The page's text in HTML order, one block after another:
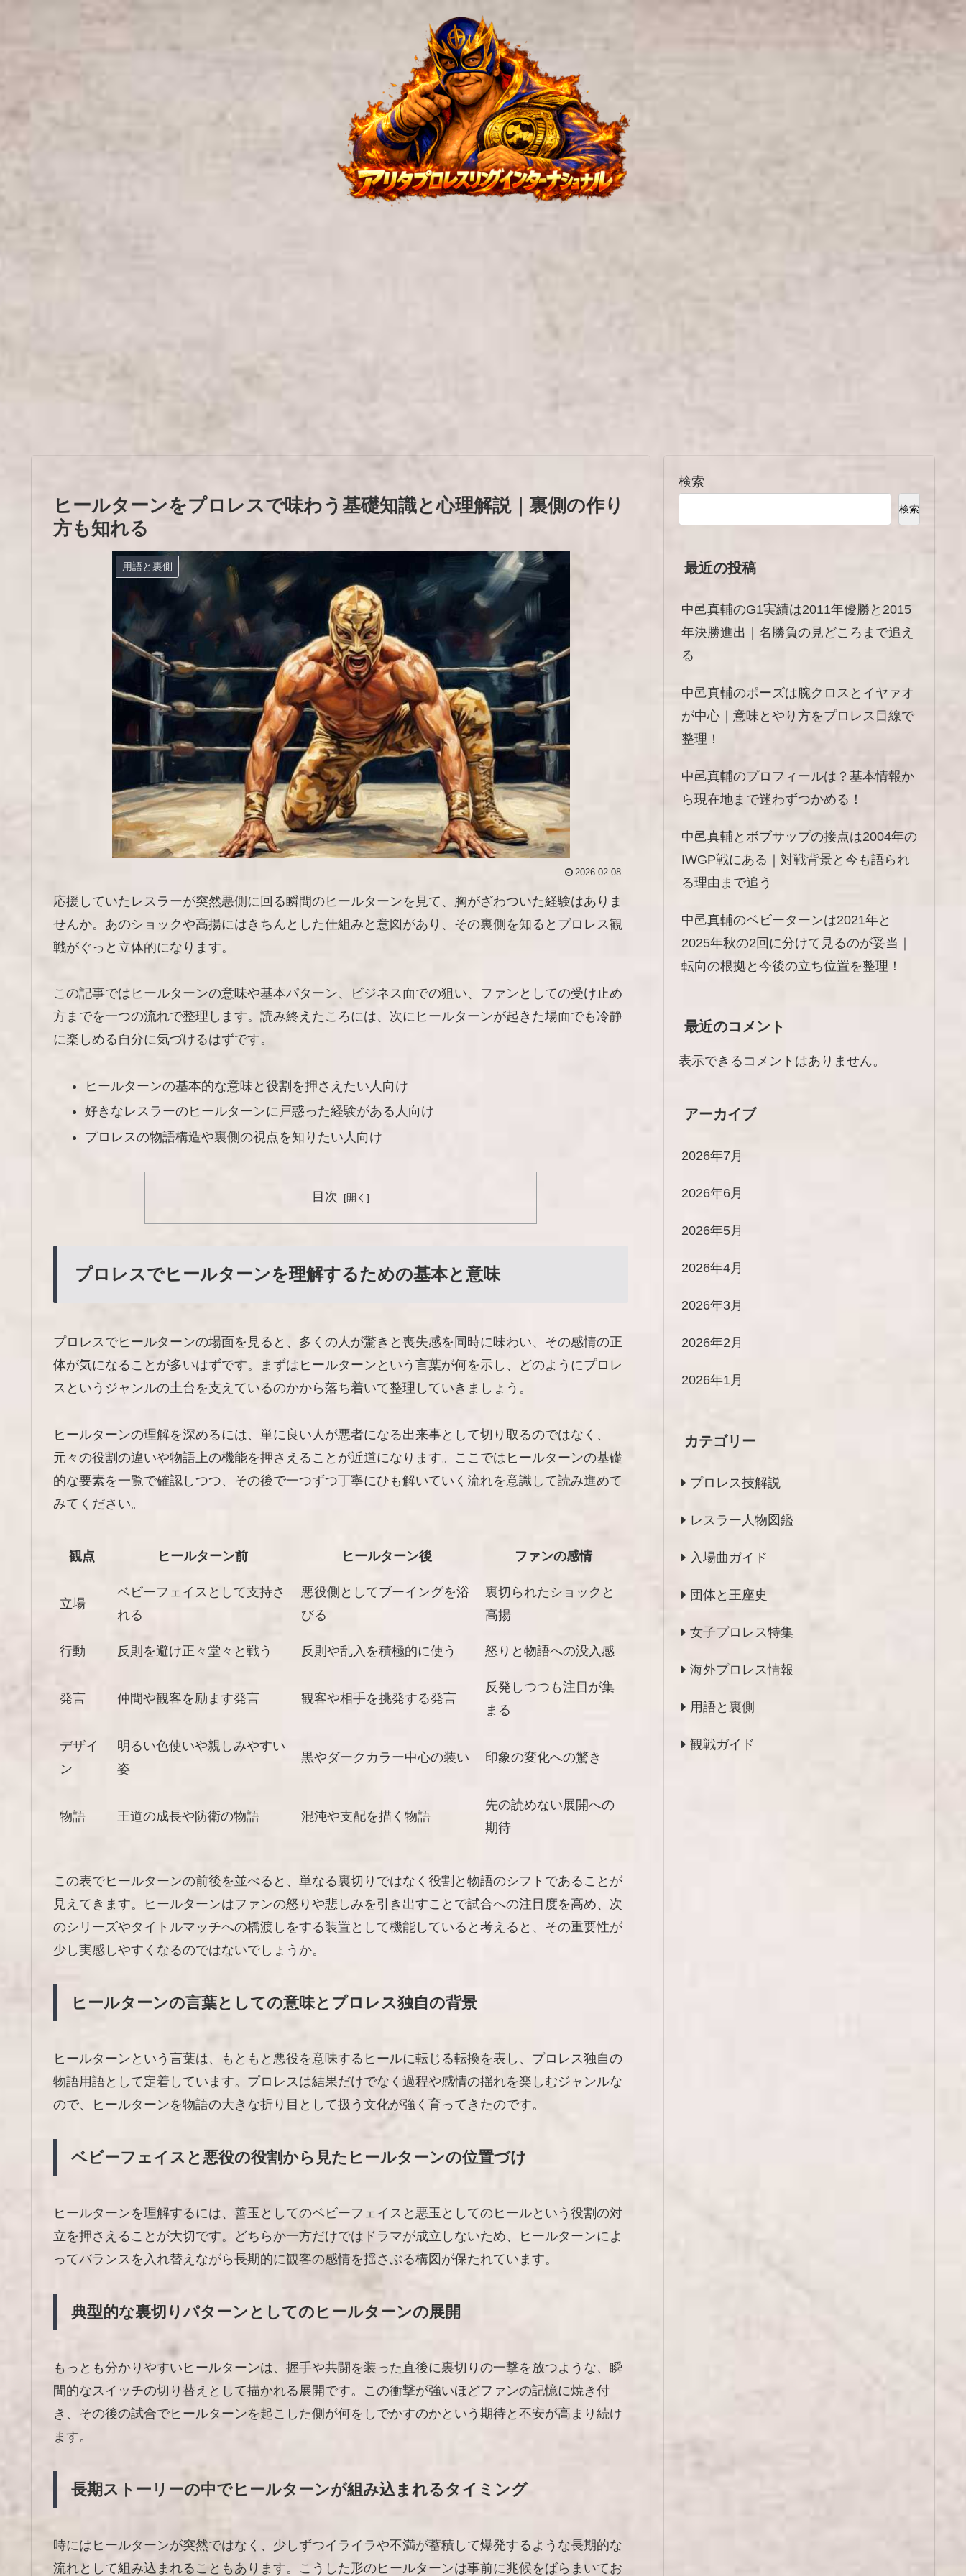
ヒールターンをプロレスで味わう基礎知識と心理解説｜裏側の作り
方も知れる
用語と裏側
2026.02.08
応援していたレスラーが突然悪側に回る瞬間のヒールターンを見て、胸がざわついた経験はありま
せんか。あのショックや高揚にはきちんとした仕組みと意図があり、その裏側を知るとプロレス観
戦がぐっと立体的になります。
この記事ではヒールターンの意味や基本パターン、ビジネス面での狙い、ファンとしての受け止め
方までを一つの流れで整理します。読み終えたころには、次にヒールターンが起きた場面でも冷静
に楽しめる自分に気づけるはずです。
ヒールターンの基本的な意味と役割を押さえたい人向け
好きなレスラーのヒールターンに戸惑った経験がある人向け
プロレスの物語構造や裏側の視点を知りたい人向け
目次
プロレスでヒールターンを理解するための基本と意味
プロレスでヒールターンの場面を見ると、多くの人が驚きと喪失感を同時に味わい、その感情の正
体が気になることが多いはずです。まずはヒールターンという言葉が何を示し、どのようにプロレ
スというジャンルの土台を支えているのかから落ち着いて整理していきましょう。
ヒールターンの理解を深めるには、単に良い人が悪者になる出来事として切り取るのではなく、
元々の役割の違いや物語上の機能を押さえることが近道になります。ここではヒールターンの基礎
的な要素を一覧で確認しつつ、その後で一つずつ丁寧にひも解いていく流れを意識して読み進めて
みてください。
観点 ヒールターン前 ヒールターン後 ファンの感情
立場
ベビーフェイスとして支持さ
れる
悪役側としてブーイングを浴
びる
裏切られたショックと
高揚
行動 反則を避け正々堂々と戦う 反則や乱入を積極的に使う 怒りと物語への没入感
発言 仲間や観客を励ます発言 観客や相手を挑発する発言
反発しつつも注目が集
まる
デザイ
ン
明るい色使いや親しみやすい
姿
黒やダークカラー中心の装い 印象の変化への驚き
物語 王道の成長や防衛の物語 混沌や支配を描く物語
先の読めない展開への
期待
この表でヒールターンの前後を並べると、単なる裏切りではなく役割と物語のシフトであることが
見えてきます。ヒールターンはファンの怒りや悲しみを引き出すことで試合への注目度を高め、次
のシリーズやタイトルマッチへの橋渡しをする装置として機能していると考えると、その重要性が
少し実感しやすくなるのではないでしょうか。
ヒールターンの言葉としての意味とプロレス独自の背景
ヒールターンという言葉は、もともと悪役を意味するヒールに転じる転換を表し、プロレス独自の
物語用語として定着しています。プロレスは結果だけでなく過程や感情の揺れを楽しむジャンルな
ので、ヒールターンを物語の大きな折り目として扱う文化が強く育ってきたのです。
ベビーフェイスと悪役の役割から見たヒールターンの位置づけ
ヒールターンを理解するには、善玉としてのベビーフェイスと悪玉としてのヒールという役割の対
立を押さえることが大切です。どちらか一方だけではドラマが成立しないため、ヒールターンによ
ってバランスを入れ替えながら長期的に観客の感情を揺さぶる構図が保たれています。
典型的な裏切りパターンとしてのヒールターンの展開
もっとも分かりやすいヒールターンは、握手や共闘を装った直後に裏切りの一撃を放つような、瞬
間的なスイッチの切り替えとして描かれる展開です。この衝撃が強いほどファンの記憶に焼き付
き、その後の試合でヒールターンを起こした側が何をしでかすのかという期待と不安が高まり続け
ます。
長期ストーリーの中でヒールターンが組み込まれるタイミング
時にはヒールターンが突然ではなく、少しずつイライラや不満が蓄積して爆発するような長期的な
流れとして組み込まれることもあります。こうした形のヒールターンは事前に兆候をばらまいてお
検索
検索
最近の投稿
中邑真輔のG1実績は2011年優勝と2015
年決勝進出｜名勝負の見どころまで追え
る
中邑真輔のポーズは腕クロスとイヤァオ
が中心｜意味とやり方をプロレス目線で
整理！
中邑真輔のプロフィールは？基本情報か
ら現在地まで迷わずつかめる！
中邑真輔とボブサップの接点は2004年の
IWGP戦にある｜対戦背景と今も語られ
る理由まで追う
中邑真輔のベビーターンは2021年と
2025年秋の2回に分けて見るのが妥当｜
転向の根拠と今後の立ち位置を整理！
最近のコメント
表示できるコメントはありません。
アーカイブ
2026年7月
2026年6月
2026年5月
2026年4月
2026年3月
2026年2月
2026年1月
カテゴリー
プロレス技解説
レスラー人物図鑑
入場曲ガイド
団体と王座史
女子プロレス特集
海外プロレス情報
用語と裏側
観戦ガイド